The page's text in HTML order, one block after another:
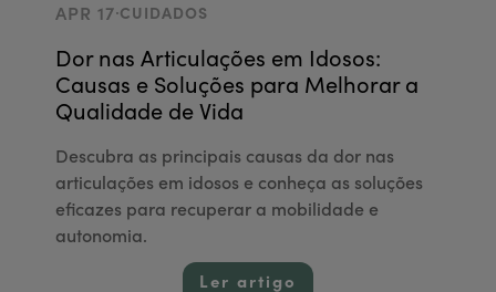
APR 17.CUIDADOS
Dor nas Articulações em Idosos:
Causas e Soluções para Melhorar a
Qualidade de Vida
Descubra as principais causas da dor nas
articulações em idosos e conheça as soluções
eficazes para recuperar a mobilidade e
autonomia.
Ler artigo